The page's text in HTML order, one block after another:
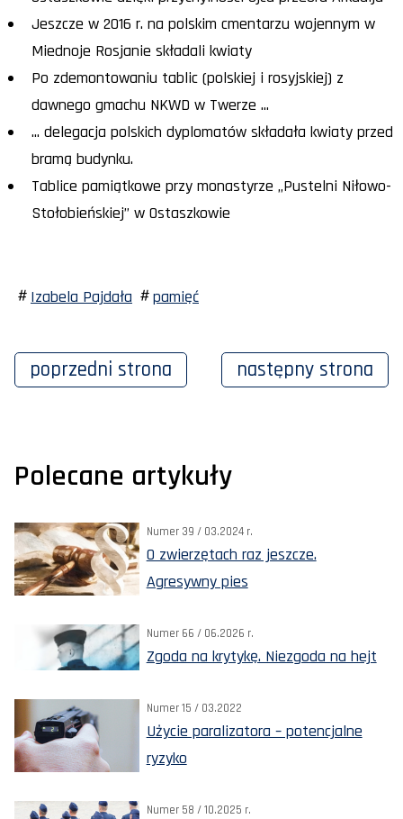
Jeszcze w 2016 r. na polskim cmentarzu wojennym w
Miednoje Rosjanie składali kwiaty
Po zdemontowaniu tablic (polskiej i rosyjskiej) z
dawnego gmachu NKWD w Twerze ...
... delegacja polskich dyplomatów składała kwiaty przed
bramą budynku.
Tablice pamiątkowe przy monastyrze „Pustelni Niłowo-
Stołobieńskiej” w Ostaszkowie
Izabela Pajdała pamięć
poprzedni strona następny strona
Polecane artykuły
Numer 39 / 03.2024 r.
O zwierzętach raz jeszcze.
Agresywny pies
Numer 66 / 06.2026 r.
Zgoda na krytykę. Niezgoda na hejt
Numer 15 / 03.2022
Użycie paralizatora – potencjalne
ryzyko
Numer 58 / 10.2025 r.